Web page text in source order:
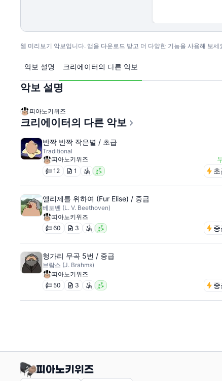
웹 미리보기 악보입니다. 앱을 다운로드 받고 더 다양한 기능을 사용해 보세
악보 설명 크리에이터의 다른 악보
악보 설명
피아노키위즈
크리에이터의 다른 악보
반짝 반짝 작은별 / 초급
Traditional
피아노키위즈
12 1 초
엘리제를 위하여 (Fur Elise) / 중급
베토벤 (L. V. Beethoven)
피아노키위즈
60 3 중
헝가리 무곡 5번 / 중급
브람스 (J. Brahms)
피아노키위즈
50 3 중